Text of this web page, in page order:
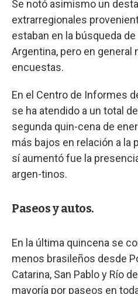
Se notó asimismo un
extrarregionales
estaban en la búsqueda
Argentina, pero en general
encuestas.
En el Centro de Informes
se ha atendido a un total
segunda quin-cena de
más bajos en relación a la
sí aumentó fue la
argen-tinos.
Paseos y autos.
En la última quincena se
menos brasileños desde
Catarina, San Pablo y Río
mayoría por paseos en